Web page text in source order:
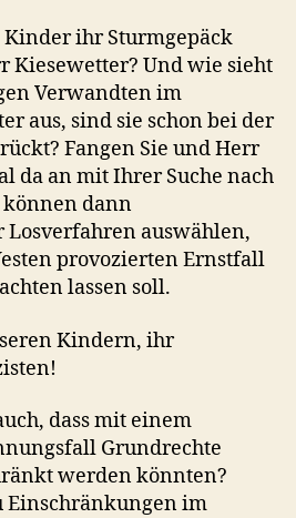
ihr Sturmgepäck
Kiesewetter? Und wie sieht
Verwandten im
aus, sind sie schon bei der
Fangen Sie und Herr
da an mit Ihrer Suche nach
dann
Losverfahren auswählen,
provozierten Ernstfall
lassen soll.
Kindern, ihr
dass mit einem
Grundrechte
werden könnten?
Einschränkungen im